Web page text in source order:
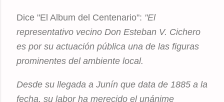
Dice "El Album del Centenario": "El
representativo vecino Don Esteban V. Cichero
es por su actuación pública una de las figuras
prominentes del ambiente local.
Desde su llegada a Junín que data de 1885 a la
fecha, su labor ha merecido el unánime